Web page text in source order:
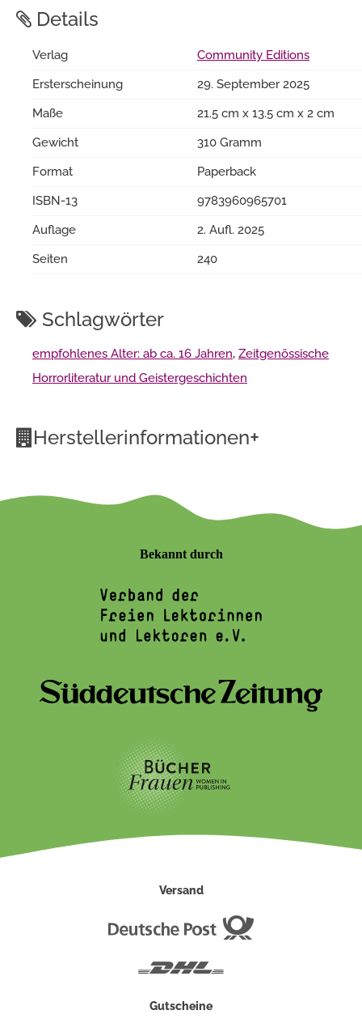
Details
Verlag
Community Editions
Ersterscheinung
29. September 2025
Maße
21.5 cm x 13.5 cm x 2 cm
Gewicht
310 Gramm
Format
Paperback
ISBN-13
9783960965701
Auflage
2. Aufl. 2025
Seiten
240
Schlagwörter
empfohlenes Alter: ab ca. 16 Jahren, Zeitgenössische
Horrorliteratur und Geistergeschichten
Herstellerinformationen+
Bekannt durch
Versand
Gutscheine